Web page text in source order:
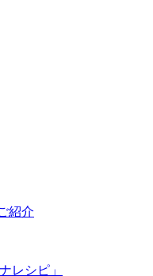
紹介
レシピ」